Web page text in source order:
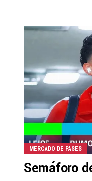
MERCADO DE PASES
Semáforo